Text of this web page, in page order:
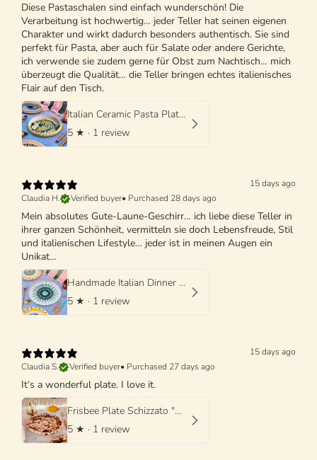
Diese Pastaschalen sind einfach wunderschön! Die
Verarbeitung ist hochwertig… jeder Teller hat seinen eigenen
Charakter und wirkt dadurch besonders authentisch. Sie sind
perfekt für Pasta, aber auch für Salate oder andere Gerichte,
ich verwende sie zudem gerne für Obst zum Nachtisch… mich
überzeugt die Qualität… die Teller bringen echtes italienisches
Flair auf den Tisch.
Italian Ceramic Pasta Plate 25cm | Handmade Design "One of a kind"
5 ★ · 1 review
15 days ago
Claudia H.
Verified buyer• Purchased 28 days ago
Mein absolutes Gute-Laune-Geschirr… ich liebe diese Teller in
ihrer ganzen Schönheit, vermitteln sie doch Lebensfreude, Stil
und italienischen Lifestyle… jeder ist in meinen Augen ein
Unikat…
Handmade Italian Dinner Plate 27 cm | Large Ceramic Plate
5 ★ · 1 review
15 days ago
Claudia S.
Verified buyer• Purchased 27 days ago
It‘s a wonderful plate. I love it.
Frisbee Plate Schizzato "Marone"
5 ★ · 1 review